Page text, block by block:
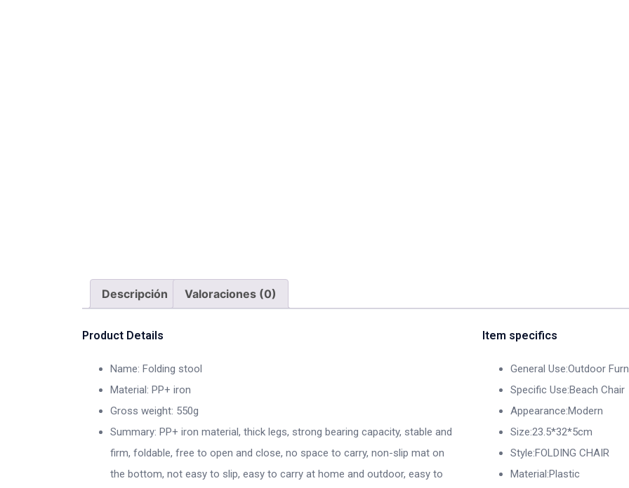
Descripción Valoraciones (0)
Product Details
Name: Folding stool
Material: PP+ iron
Gross weight: 550g
Summary: PP+ iron material, thick legs, strong bearing capacity, stable and
firm, foldable, free to open and close, no space to carry, non-slip mat on
the bottom, not easy to slip, easy to carry at home and outdoor, easy to
Item specifics
General Use:Outdoor
Specific Use:Beach Chair
Appearance:Modern
Size:23.5*32*5cm
Style:FOLDING CHAIR
Material:Plastic